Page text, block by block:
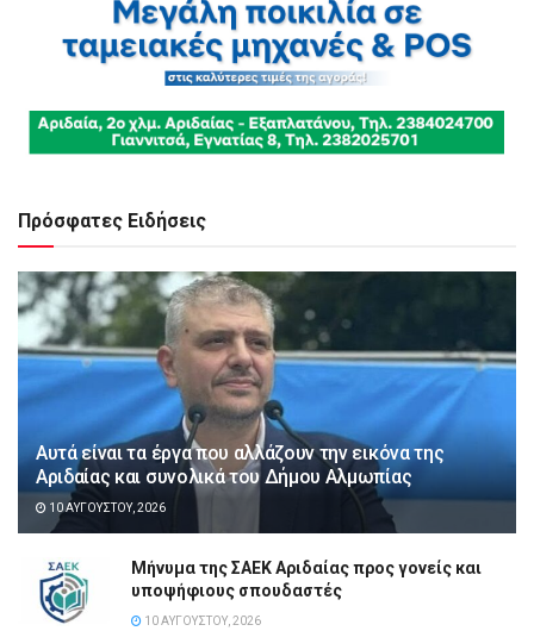
Πρόσφατες Ειδήσεις
Αυτά είναι τα έργα που αλλάζουν την εικόνα της
Αριδαίας και συνολικά του Δήμου Αλμωπίας
10 ΑΥΓΟΎΣΤΟΥ, 2026
Μήνυμα της ΣΑΕΚ Αριδαίας προς γονείς και
υποψήφιους σπουδαστές
10 ΑΥΓΟΎΣΤΟΥ, 2026